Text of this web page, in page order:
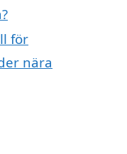
för
nära